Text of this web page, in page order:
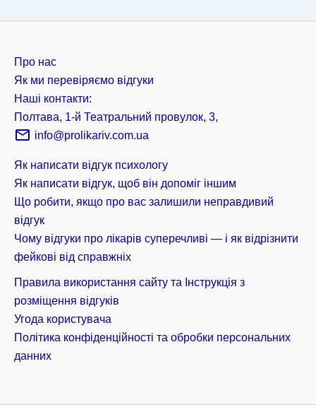
Про нас
Як ми перевіряємо відгуки
Наші контакти:
Полтава, 1-й Театральний провулок, 3,
info@prolikariv.com.ua
Як написати відгук психологу
Як написати відгук, щоб він допоміг іншим
Що робити, якщо про вас залишили неправдивий
відгук
Чому відгуки про лікарів суперечливі — і як відрізнити
фейкові від справжніх
Правила використання сайту та Інструкція з
розміщення відгуків
Угода користувача
Політика конфіденційності та обробки персональних
данних